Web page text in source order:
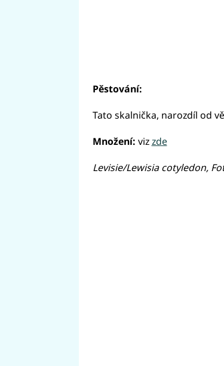
Pěstování:
Tato skalnička, narozdíl od
Množení: vizzde
Levisie/Lewisia cotyledon,